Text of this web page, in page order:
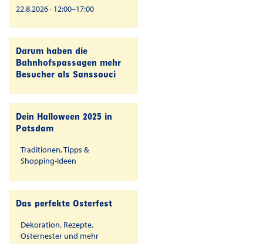
22.8.2026 · 12:00–17:00
Darum haben die
Bahnhofspassagen mehr
Besucher als Sanssouci
Dein Halloween 2025 in
Potsdam
Traditionen, Tipps &
Shopping-Ideen
Das perfekte Osterfest
Dekoration, Rezepte,
Osternester und mehr